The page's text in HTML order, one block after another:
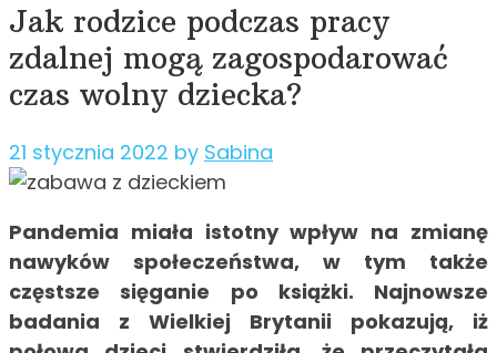
Jak rodzice podczas pracy
zdalnej mogą zagospodarować
czas wolny dziecka?
21 stycznia 2022 by Sabina
Pandemia miała istotny wpływ na zmianę
nawyków społeczeństwa, w tym także
częstsze sięganie po książki. Najnowsze
badania z Wielkiej Brytanii pokazują, iż